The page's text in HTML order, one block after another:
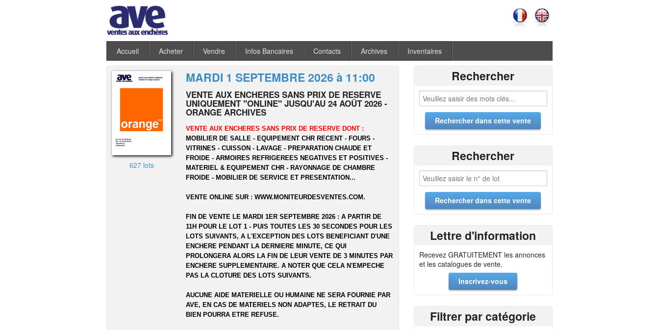
Accueil Acheter Vendre Infos Bancaires Contacts Archives Inventaires
627 lots
MARDI 1 SEPTEMBRE 2026 à 11:00
VENTE AUX ENCHERES SANS PRIX DE RESERVE
UNIQUEMENT "ONLINE" JUSQU'AU 24 AOÛT 2026 -
ORANGE ARCHIVES
VENTE AUX ENCHERES SANS PRIX DE RESERVE DONT :
MOBILIER DE SALLE - EQUIPEMENT CHR RECENT - FOURS -
VITRINES - CUISSON - LAVAGE - PREPARATION CHAUDE ET
FROIDE - ARMOIRES REFRIGEREES NEGATIVES ET POSITIVES -
MATERIEL & EQUIPEMENT CHR - RAYONNAGE DE CHAMBRE
FROIDE - MOBILIER DE SERVICE ET PRESENTATION...
VENTE ONLINE SUR :WWW.MONITEURDESVENTES.COM.
FIN DE VENTE LE MARDI 1ER SEPTEMBRE 2026 : A PARTIR DE
11H POUR LE LOT 1 - PUIS TOUTES LES 30 SECONDES POUR LES
LOTS SUIVANTS, A L'EXCEPTION DES LOTS BENEFICIANT D'UNE
ENCHERE PENDANT LA DERNIERE MINUTE, CE QUI
PROLONGERA ALORS LA FIN DE LEUR VENTE DE 3 MINUTES PAR
ENCHERE SUPPLEMENTAIRE. A NOTER QUE CELA N'EMPECHE
PAS LA CLOTURE DES LOTS SUIVANTS.
AUCUNE AIDE MATERIELLE OU HUMAINE NE SERA FOURNIE PAR
AVE, EN CAS DE MATERIELS NON ADAPTES, LE RETRAIT DU
BIEN POURRA ETRE REFUSE.
Rechercher
Rechercher
Lettre d'information
Recevez GRATUITEMENT les annonces
et les catalogues de vente.
Inscrivez-vous
Filtrer par catégorie